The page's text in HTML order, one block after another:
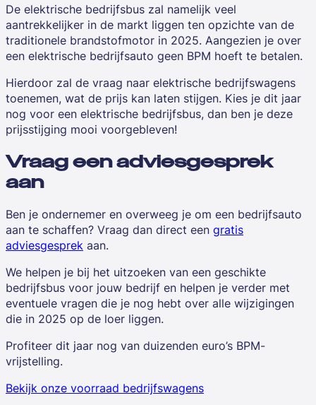
De elektrische bedrijfsbus zal namelijk veel
aantrekkelijker in de markt liggen ten opzichte van de
traditionele brandstofmotor in 2025. Aangezien je over
een elektrische bedrijfsauto geen BPM hoeft te betalen.
Hierdoor zal de vraag naar elektrische bedrijfswagens
toenemen, wat de prijs kan laten stijgen. Kies je dit jaar
nog voor een elektrische bedrijfsbus, dan ben je deze
prijsstijging mooi voorgebleven!
Vraag een adviesgesprek
aan
Ben je ondernemer en overweeg je om een bedrijfsauto
aan te schaffen? Vraag dan direct een gratis
adviesgesprek aan.
We helpen je bij het uitzoeken van een geschikte
bedrijfsbus voor jouw bedrijf en helpen je verder met
eventuele vragen die je nog hebt over alle wijzigingen
die in 2025 op de loer liggen.
Profiteer dit jaar nog van duizenden euro’s BPM-
vrijstelling.
Bekijk onze voorraad bedrijfswagens